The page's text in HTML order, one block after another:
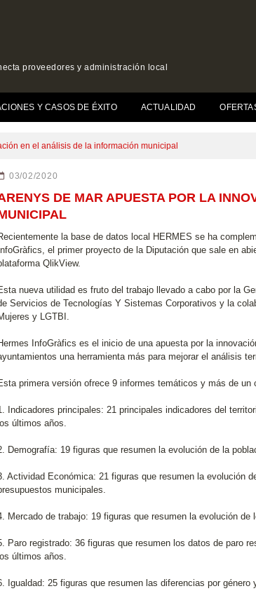
proveedores y administración local
Y CASOS DE ÉXITO ACTUALIDAD (CURRENT)
en el análisis de la información municipal
03/02/2020
DE MAR APUESTA POR LA
la base de datos local HERMES se ha
InfoGràfics, el primer proyecto de la Diputación que sale en
QlikView.
nueva utilidad es fruto del trabajo llevado a cabo por la
Servicios de Tecnologías Y Sistemas Corporativos y la
y LGTBI.
InfoGràfics es el inicio de una apuesta por la
una herramienta más para mejorar el análisis
primera versión ofrece 9 informes temáticos y más de
Indicadores principales: 21 principales indicadores del
los últimos años.
Demografía: 19 figuras que resumen la evolución de la
Actividad Económica: 21 figuras que resumen la evolución
municipales.
Mercado de trabajo: 19 figuras que resumen la evolución
Paro registrado: 36 figuras que resumen los datos de paro
los últimos años.
Igualdad: 25 figuras que resumen las diferencias por